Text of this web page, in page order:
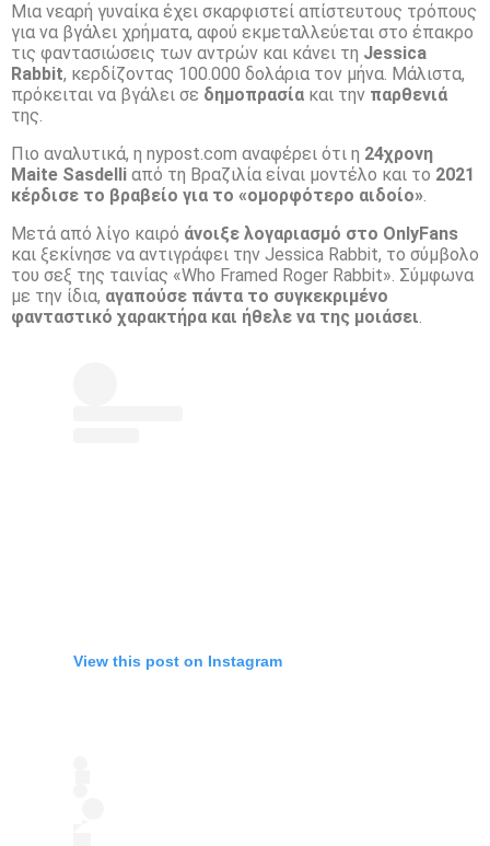
Μια νεαρή γυναίκα έχει σκαρφιστεί απίστευτους τρόπους
για να βγάλει χρήματα, αφού εκμεταλλεύεται στο έπακρο
τις φαντασιώσεις των αντρών και κάνει τη Jessica
Rabbit, κερδίζοντας 100.000 δολάρια τον μήνα. Μάλιστα,
πρόκειται να βγάλει σε δημοπρασία και την παρθενιά
της.
Πιο αναλυτικά, η nypost.com αναφέρει ότι η 24χρονη
Maite Sasdelli από τη Βραζιλία είναι μοντέλο και το 2021
κέρδισε το βραβείο για το «ομορφότερο αιδοίο».
Μετά από λίγο καιρό άνοιξε λογαριασμό στο OnlyFans
και ξεκίνησε να αντιγράφει την Jessica Rabbit, το σύμβολο
του σεξ της ταινίας «Who Framed Roger Rabbit». Σύμφωνα
με την ίδια, αγαπούσε πάντα το συγκεκριμένο
φανταστικό χαρακτήρα και ήθελε να της μοιάσει.
View this post on Instagram